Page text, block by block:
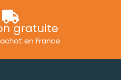
gratuite
en France